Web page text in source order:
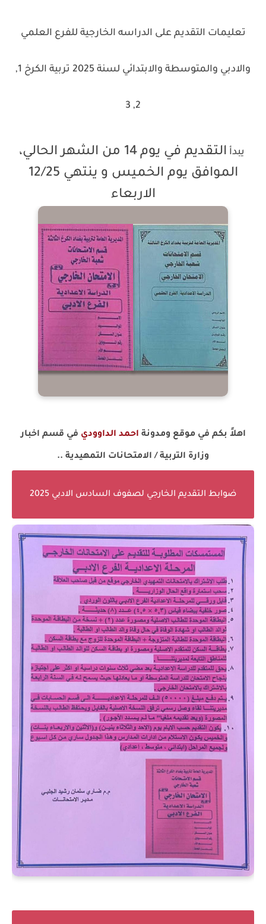
تعليمات التقديم على الدراسه الخارجية للفرع العلمي
والادبي والمتوسطة والابتدائي لسنة 2025 تربية الكرخ 1,
2, 3
يبدأ التقديم
في يوم 14 من الشهر الحالي،
الموافق يوم الخميس و ينتهي 12/25
الاربعاء
اهلاً بكم في موقع ومدونة احمد الداوودي في قسم اخبار
وزارة التربية / الامتحانات التمهيدية ..
ضوابط التقديم الخارجي لصفوف السادس الادبي 2025